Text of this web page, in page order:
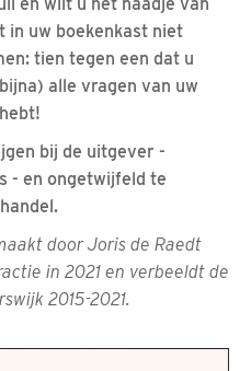
in uw boekenkast niet
tien tegen een dat u
alle vragen van uw
bij de uitgever -
- en ongetwijfeld te
door Joris de Raedt
in 2021 en verbeeldt de
2015-2021.